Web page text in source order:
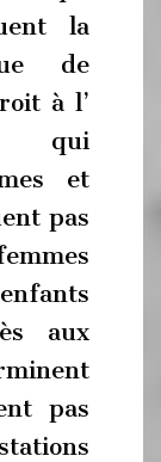
la
de
à l’
qui
et
pas
aux
pas